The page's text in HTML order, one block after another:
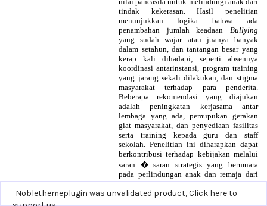
Noblethemeplugin was unvalidated product,Click here to